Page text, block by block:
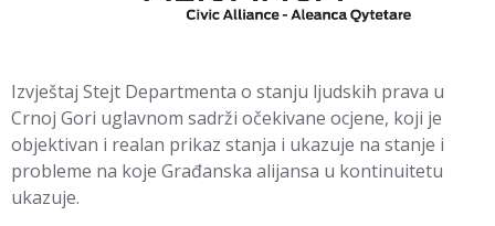
Izvještaj Stejt Departmenta o stanju ljudskih prava u
Crnoj Gori uglavnom sadrži očekivane ocjene, koji je
objektivan i realan prikaz stanja i ukazuje na stanje i
probleme na koje Građanska alijansa u kontinuitetu
ukazuje.